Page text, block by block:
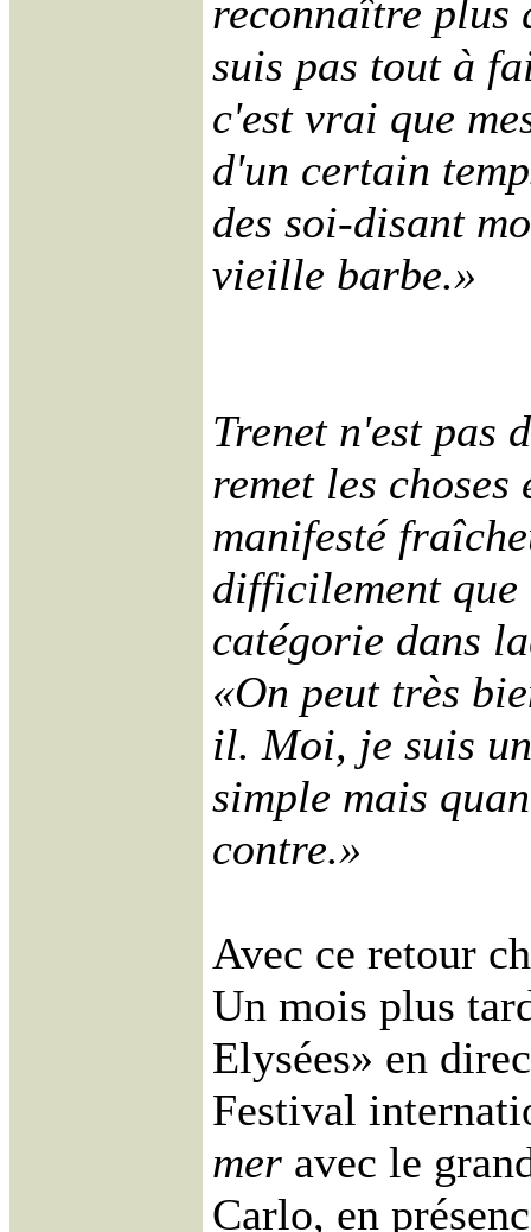
reconnaître plus
suis pas tout à
c'est vrai que
d'un certain
des soi-disant
vieille barbe.»
Trenet n'est pas
remet les
manifesté
difficilement que
catégorie dans
«On peut très
il. Moi, je suis
simple mais
contre.»
Avec ce retour
Un mois plus
Elysées» en
Festival
mer avec le
Carlo, en